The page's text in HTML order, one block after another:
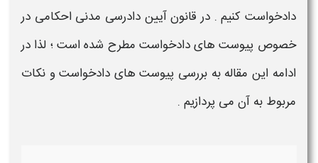
دادخواست کنیم . در قانون آیین دادرسی مدنی احکامی در
خصوص پیوست های دادخواست مطرح شده است ؛ لذا در
ادامه این مقاله به بررسی پیوست های دادخواست و نکات
مربوط به آن می پردازیم .